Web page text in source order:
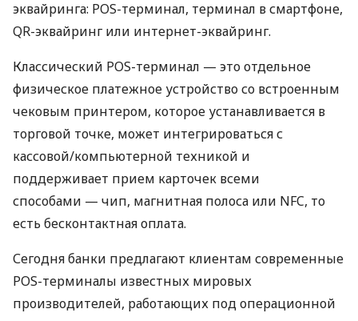
эквайринга: POS-терминал, терминал в смартфоне,
QR-эквайринг или интернет-эквайринг.
Классический POS-терминал — это отдельное
физическое платежное устройство со встроенным
чековым принтером, которое устанавливается в
торговой точке, может интегрироваться с
кассовой/компьютерной техникой и
поддерживает прием карточек всеми
способами — чип, магнитная полоса или NFC, то
есть бесконтактная оплата.
Сегодня банки предлагают клиентам современные
POS-терминалы известных мировых
производителей, работающих под операционной